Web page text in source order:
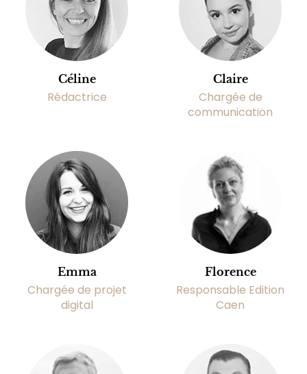
Céline
Rédactrice
Claire
Chargée de
communication
Emma
Chargée de projet
digital
Florence
Responsable Edition
Caen